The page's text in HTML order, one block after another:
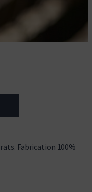
Fabrication 100%